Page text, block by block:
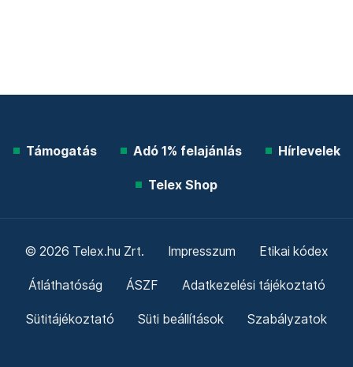
Támogatás Adó 1% felajánlás Hírlevelek
Telex Shop
© 2026 Telex.hu Zrt. Impresszum Etikai kódex
Átláthatóság ÁSZF Adatkezelési tájékoztató
Sütitájékoztató Süti beállítások Szabályzatok